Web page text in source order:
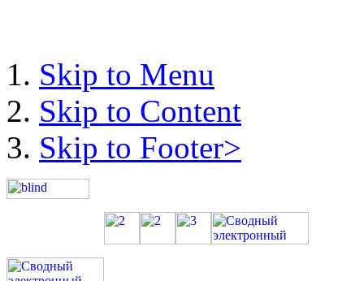
Skip to Menu
Skip to Content
Skip to Footer>